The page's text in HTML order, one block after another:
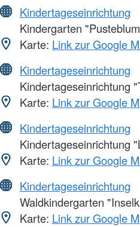
Kindertageseinrichtung
Kindergarten
Karte: Link zur Google
Kindertageseinrichtung
Kindertageseinrichtung
Karte: Link zur Google
Kindertageseinrichtung
Kindertageseinrichtung
Karte: Link zur Google
Kindertageseinrichtung
Waldkindergarten
Karte: Link zur Google